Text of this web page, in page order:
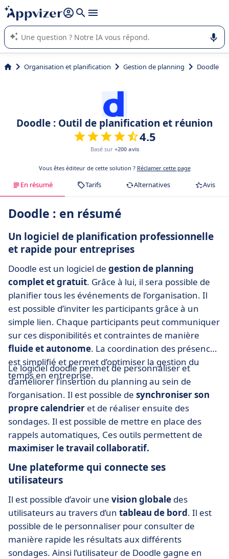
répondre (plusieurs lignes avec
L'IA de Appvizer vous guide dans l'utilisation ou la sélection de
logiciel SaaS en entreprise.
Organisation et planification Gestion de planning Doodle
Doodle : Outil de planification et réunion
4.5
Basé sur +200 avis
Vous êtes éditeur de cette solution ? Réclamer cette page
En résumé Tarifs Alternatives Avis
Doodle : en résumé
Un logiciel de planification professionnelle
et rapide pour entreprises
Doodle est un logiciel de gestion de planning
complet et gratuit. Grâce à lui, il sera possible de
planifier tous les événements de l’organisation. Il
est possible d’inviter les participants grâce à un
simple lien. Chaque participants peut communiquer
sur ces disponibilités et contraintes de manière
fluide et autonome. La coordination des présences
est simplifié et permet d’optimiser la gestion du
temps en entreprise.
Le logiciel doodle permet de personnaliser et
d’améliorer l’insertion du planning au sein de
l’organisation. Il est possible de synchroniser son
propre calendrier et de réaliser ensuite des
sondages. Il est possible de mettre en place des
rappels automatiques, Ces outils permettent de
maximiser le travail collaboratif.
Une plateforme qui connecte ses
utilisateurs
Il est possible d’avoir une vision globale des
utilisateurs au travers d’un tableau de bord. Il est
possible de le personnaliser pour consulter de
manière rapide les résultats aux différents
sondages. Ainsi l’utilisateur de Doodle gagne en